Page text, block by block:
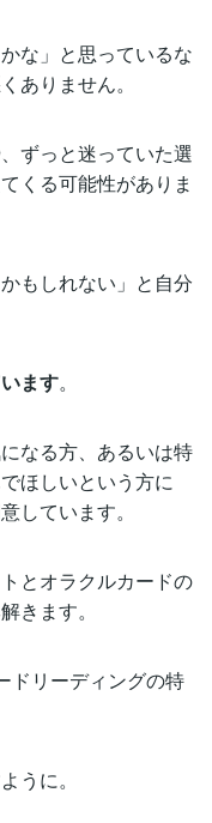
な」と思っているな
ありません。
ずっと迷っていた選
くる可能性がありま
もしれない」と自分
ます。
なる方、あるいは特
ほしいという方に
しています。
とオラクルカードの
きます。
ドリーディングの特
うに。